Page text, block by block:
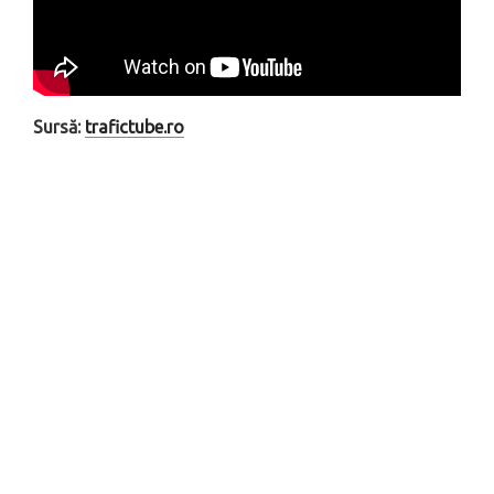
Sursă: trafictube.ro